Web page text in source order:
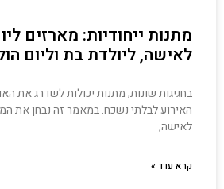
מתנות ייחודיות: מארזים
לאישה, ליולדת בת וליום
בחגיגות שונות, מתנות יכולות לשדרג את
האירוע לבלתי נשכח. במאמר זה נבחן את
לאישה,
קרא עוד »